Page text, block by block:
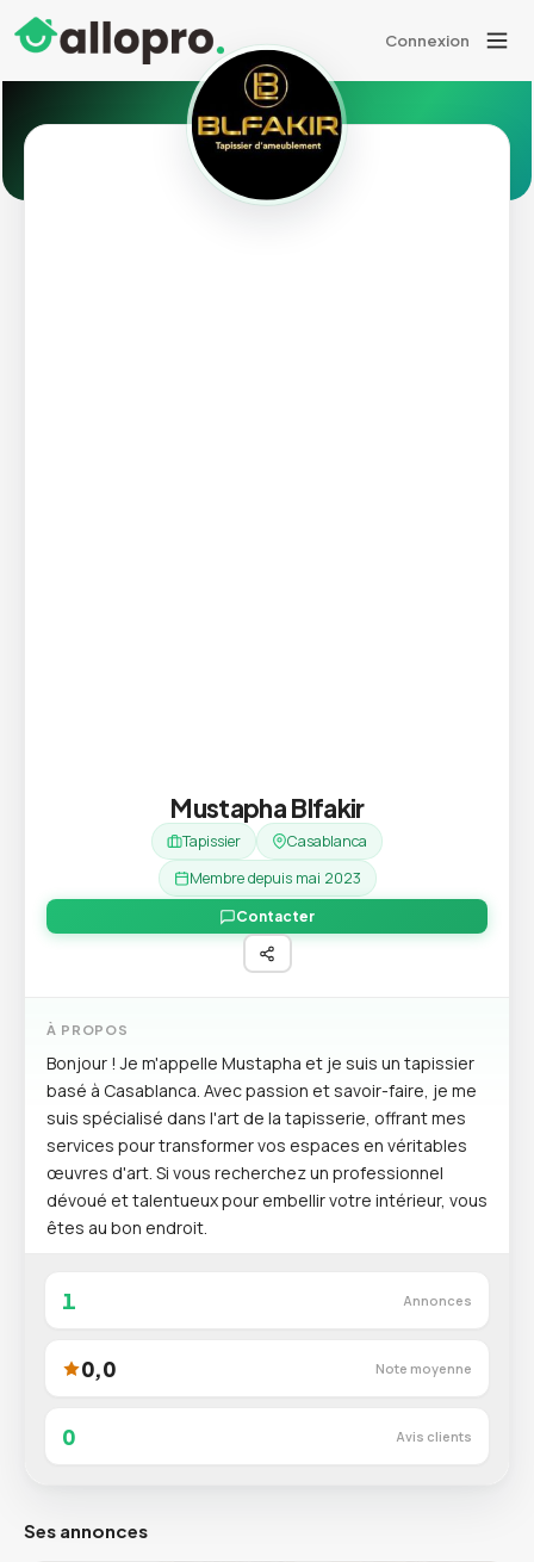
Connexion
Mustapha Blfakir
Tapissier
Casablanca
Membre depuis mai 2023
Contacter
À PROPOS
Bonjour ! Je m'appelle Mustapha et je suis un tapissier
basé à Casablanca. Avec passion et savoir-faire, je me
suis spécialisé dans l'art de la tapisserie, offrant mes
services pour transformer vos espaces en véritables
œuvres d'art. Si vous recherchez un professionnel
dévoué et talentueux pour embellir votre intérieur, vous
êtes au bon endroit.
1 Annonces
0,0 Note moyenne
0 Avis clients
Ses annonces